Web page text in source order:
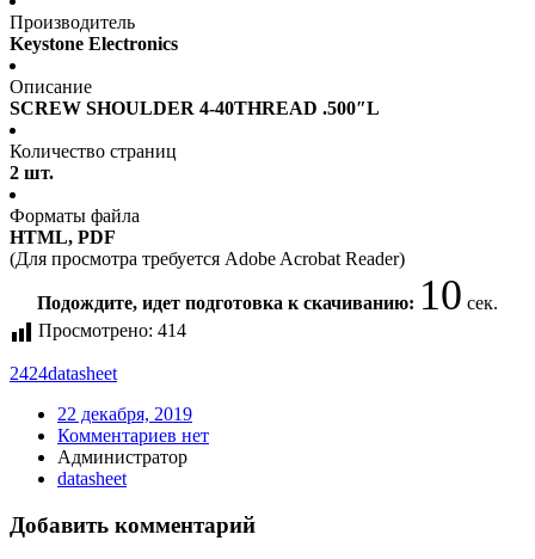
Производитель
Keystone Electronics
Описание
SCREW SHOULDER 4-40THREAD .500″L
Количество страниц
2 шт.
Форматы файла
HTML, PDF
(Для просмотра требуется Adobe Acrobat Reader)
Подождите, идет подготовка к скачиванию: 10 сек.
Просмотрено: 414
2424datasheet
22 декабря, 2019
Комментариев нет
Администратор
datasheet
Добавить комментарий